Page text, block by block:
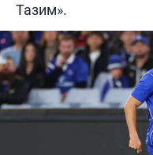
Тазим».